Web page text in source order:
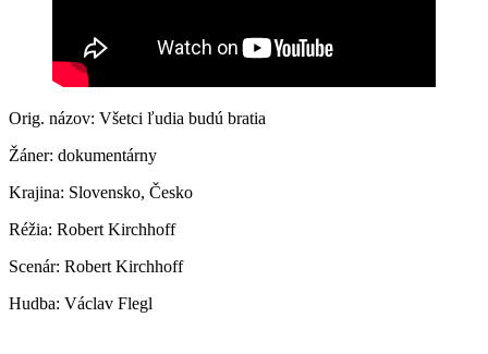
Orig. názov: Všetci ľudia budú bratia
Žáner: dokumentárny
Krajina: Slovensko, Česko
Réžia: Robert Kirchhoff
Scenár: Robert Kirchhoff
Hudba: Václav Flegl